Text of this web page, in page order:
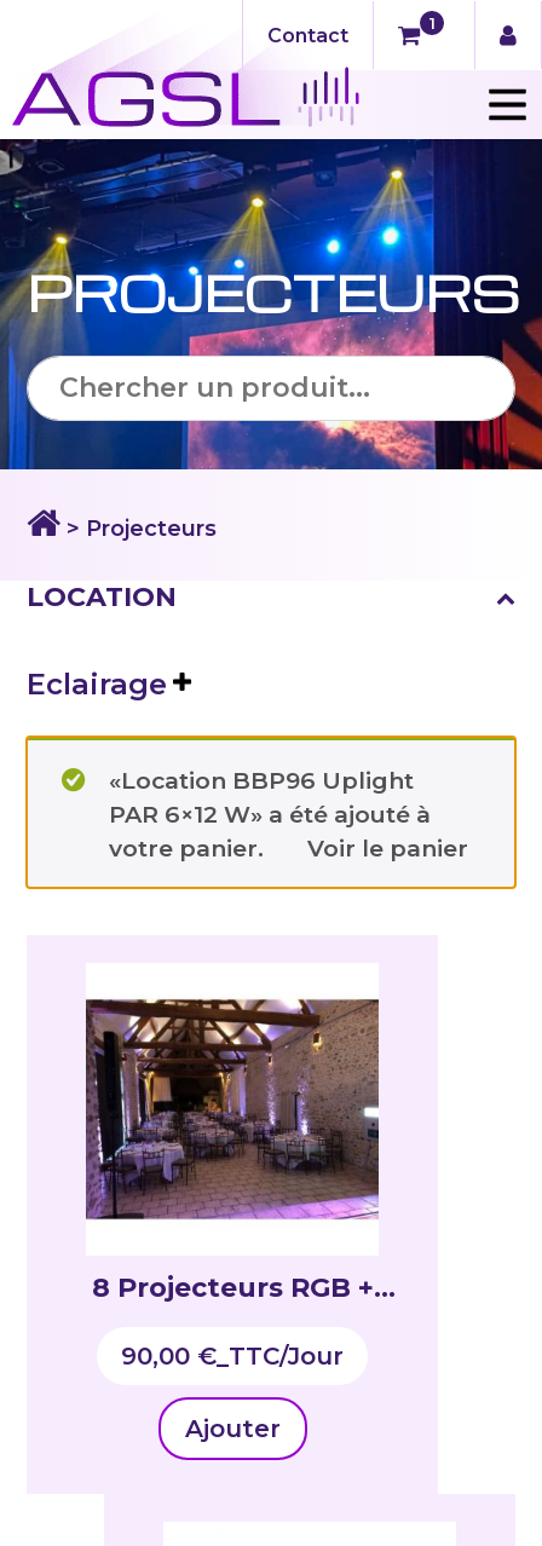
Contact
1
PROJECTEURS
> Projecteurs
LOCATION
Eclairage
«Location BBP96 Uplight
PAR 6×12 W» a été ajouté à
votre panier.
Voir le panier
8 Projecteurs RGB +
console DMX HF
90,00 € _TTC
Ajouter